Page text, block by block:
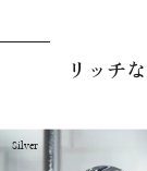
リッチ
Silver